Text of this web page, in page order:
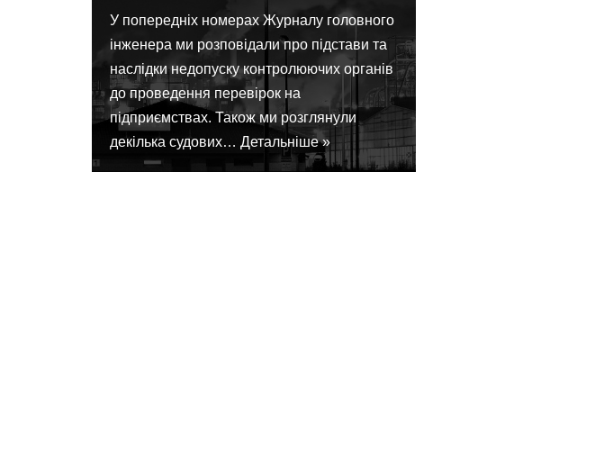
У попередніх номерах Журналу головного
інженера ми розповідали про підстави та
наслідки недопуску контролюючих органів
до проведення перевірок на
підприємствах. Також ми розглянули
декілька судових… Детальніше »